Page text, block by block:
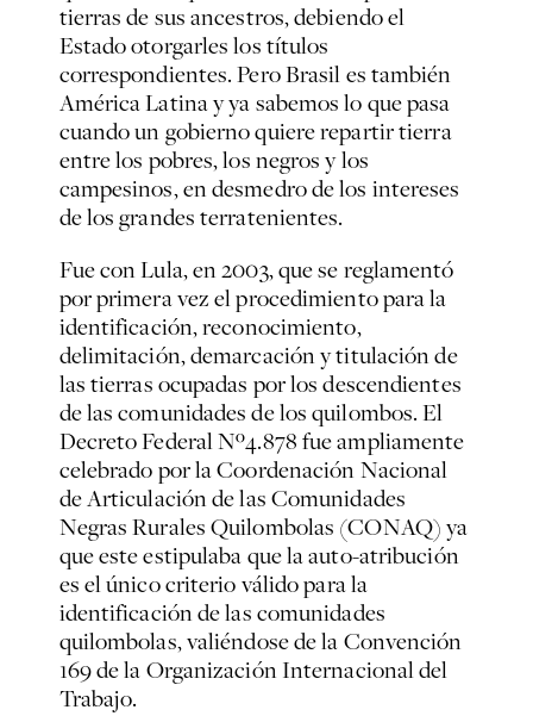
tierras de sus ancestros, debiendo el
Estado otorgarles los títulos
correspondientes. Pero Brasil es también
América Latina y ya sabemos lo que pasa
cuando un gobierno quiere repartir tierra
entre los pobres, los negros y los
campesinos, en desmedro de los intereses
de los grandes terratenientes.
Fue con Lula, en 2003, que se reglamentó
por primera vez el procedimiento para la
identificación, reconocimiento,
delimitación, demarcación y titulación de
las tierras ocupadas por los descendientes
de las comunidades de los quilombos. El
Decreto Federal Nº4.878 fue ampliamente
celebrado por la Coordenación Nacional
de Articulación de las Comunidades
Negras Rurales Quilombolas (CONAQ) ya
que este estipulaba que la auto-atribución
es el único criterio válido para la
identificación de las comunidades
quilombolas, valiéndose de la Convención
169 de la Organización Internacional del
Trabajo.